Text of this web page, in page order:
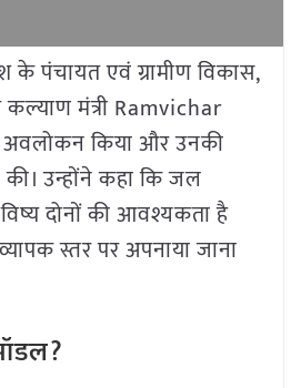
के पंचायत एवं ग्रामीण विकास,
मंत्री Ramvichar
किया और उनकी
की। उन्होंने कहा कि जल
दोनों की आवश्यकता है
स्तर पर अपनाया जाना